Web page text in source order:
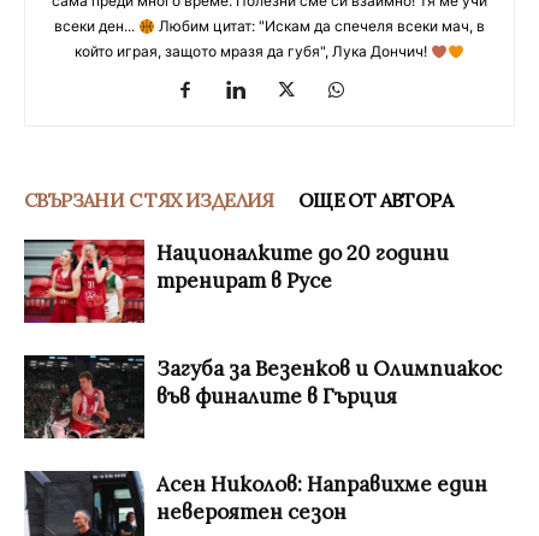
всеки ден...
Любим цитат: "Искам да спечеля всеки мач, в
който играя, защото мразя да губя", Лука Дончич!
СВЪРЗАНИ С ТЯХ ИЗДЕЛИЯ ОЩЕ ОТ АВТОРА
Националките до 20 години
тренират в Русе
Загуба за Везенков и Олимпиакос
във финалите в Гърция
Асен Николов: Направихме един
невероятен сезон